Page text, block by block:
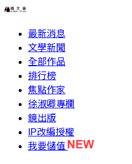
最新消息
文學新聞
全部作品
排行榜
焦點作家
徐淑卿專欄
鏡出版
IP改編授權
我要儲值